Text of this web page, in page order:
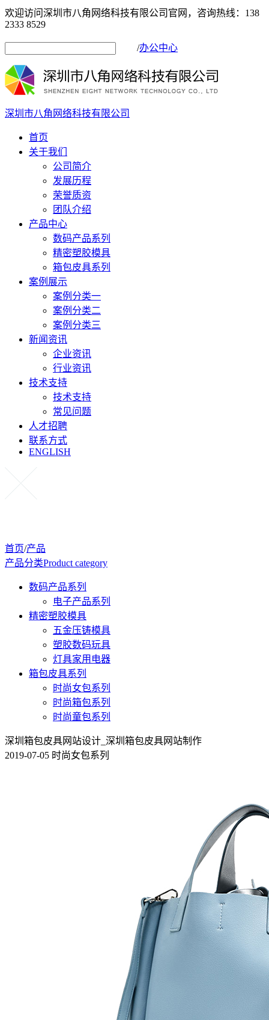
欢迎访问深圳市八角网络科技有限公司官网，咨询热线：138
2333 8529
/办公中心
深圳市八角网络科技有限公司
首页
关于我们
公司简介
发展历程
荣誉质资
团队介绍
产品中心
数码产品系列
精密塑胶模具
箱包皮具系列
案例展示
案例分类一
案例分类二
案例分类三
新闻资讯
企业资讯
行业资讯
技术支持
技术支持
常见问题
人才招聘
联系方式
ENGLISH
首页/产品
产品分类Product category
数码产品系列
电子产品系列
精密塑胶模具
五金压铸模具
塑胶数码玩具
灯具家用电器
箱包皮具系列
时尚女包系列
时尚箱包系列
时尚童包系列
深圳箱包皮具网站设计_深圳箱包皮具网站制作
2019-07-05 时尚女包系列